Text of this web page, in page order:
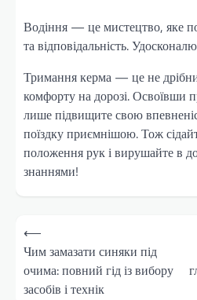
Водіння — це мистецтво, яке
та відповідальність.
Тримання керма — це не
комфорту на дорозі. Освоївши
лише підвищите свою
поїздку приємнішою. Тож
положення рук і вирушайте в
знаннями!
Навігація
записів
⟵
Чим замазати синяки під
очима: повний гід із вибору
засобів і технік